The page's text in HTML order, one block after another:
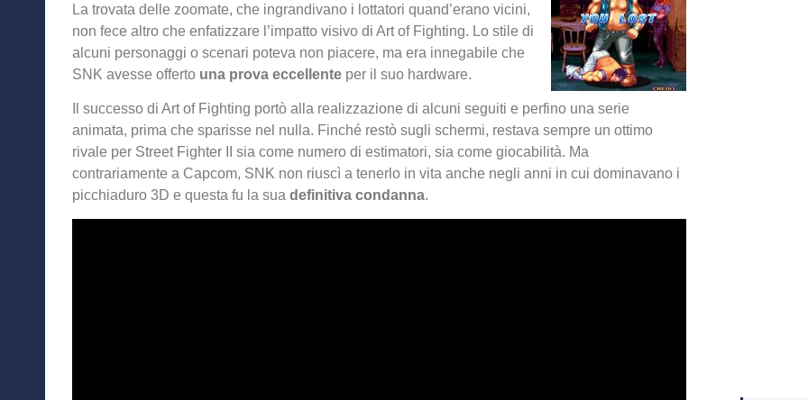
La trovata delle zoomate, che ingrandivano i lottatori quand’erano vicini,
non fece altro che enfatizzare l’impatto visivo di Art of Fighting. Lo stile di
alcuni personaggi o scenari poteva non piacere, ma era innegabile che
SNK avesse offerto una prova eccellente per il suo hardware.
Il successo di Art of Fighting portò alla realizzazione di alcuni seguiti e perfino una serie
animata, prima che sparisse nel nulla. Finché restò sugli schermi, restava sempre un ottimo
rivale per Street Fighter II sia come numero di estimatori, sia come giocabilità. Ma
contrariamente a Capcom, SNK non riuscì a tenerlo in vita anche negli anni in cui dominavano i
picchiaduro 3D e questa fu la sua definitiva condanna.